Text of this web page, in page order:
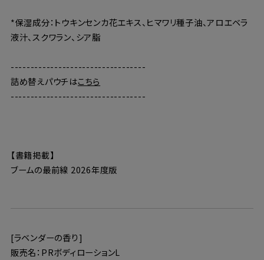
*保湿成分：トウキンセンカ花エキス、ヒマワリ種子油、アロエベラ
液汁、スクワラン、シア脂
----------------------------------
詰め替えパウチはこちら
----------------------------------
【書籍掲載】
ブームの最前線 2026年度版
[ラベンダーの香り]
販売名：PRボディローションL